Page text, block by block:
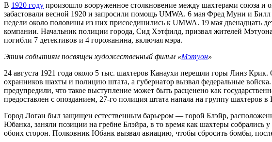
В 1920 году произошло вооруженное столкновение между шахтерами союза
забастовали весной 1920 и запросили помощь UMWA. 6 мая Фред Муни и
недели около половины из них присоединились к UMWA. 19 мая
компании. Начальник полиции города, Сид Хэтфилд, призвал жителей Мэтуона
погибли 7 детективов и 4 горожанина, включая мэра.
Этим событиям посвящен художественный фильм «Мэтуон»
24 августа 1921 года около 5 тыс. шахтеров Канаухи перешли горы Линз
охранников шахты и полицию штата, а губернатор вызвал федеральные
предупредили, что такое выступление может быть расценено как
предоставлен с опозданием, 27-го полиция штата напала на группу
Город Логан был защищен естественным барьером — горой Блэйр,
Юбанка, заняли позиции на гребне Блэйра, в то время как шахтеры
обоих сторон. Полковник Юбанк вызвал авиацию, чтобы сбросить бомбы,